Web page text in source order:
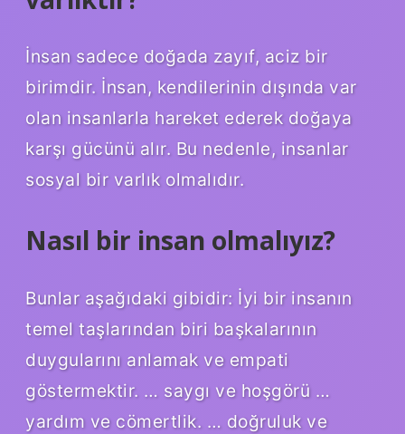
İnsan sadece doğada zayıf, aciz bir
birimdir. İnsan, kendilerinin dışında var
olan insanlarla hareket ederek doğaya
karşı gücünü alır. Bu nedenle, insanlar
sosyal bir varlık olmalıdır.
Nasıl bir insan olmalıyız?
Bunlar aşağıdaki gibidir: İyi bir insanın
temel taşlarından biri başkalarının
duygularını anlamak ve empati
göstermektir. … saygı ve hoşgörü …
yardım ve cömertlik. … doğruluk ve